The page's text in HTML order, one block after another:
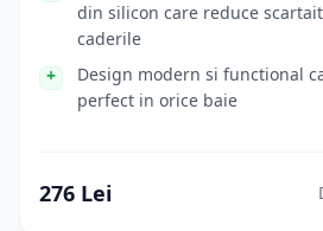
din silicon care reduce
caderile
Design modern si functional
perfect in orice baie
276 Lei